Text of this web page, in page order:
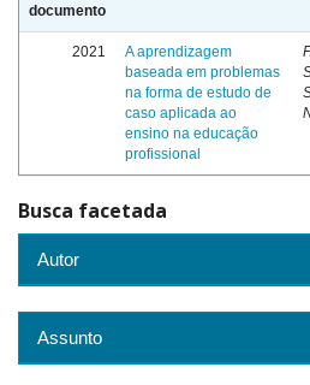
documento
2021
A aprendizagem
baseada em problemas
na forma de estudo de
caso aplicada ao
ensino na educação
profissional
Busca facetada
Autor
Assunto